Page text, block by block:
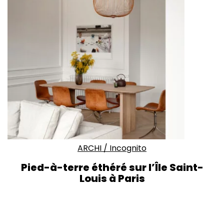
ARCHI / Incognito
Pied-à-terre éthéré sur l’Île Saint-
Louis à Paris